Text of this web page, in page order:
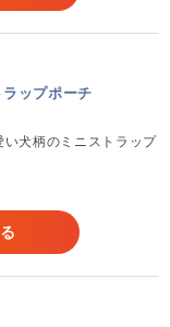
ップポーチ
犬柄のミニストラップ